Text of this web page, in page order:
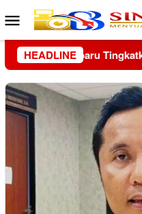
Loncat
ke
konten
Menu
Mobile
HEADLINE
Sopir Angkot di Tapanuli